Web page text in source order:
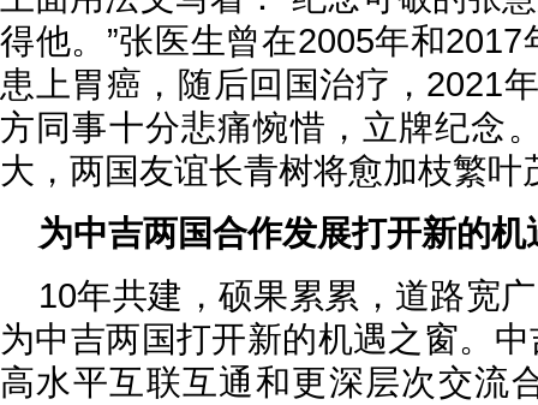
得他。”张医生曾在2005年和
患上胃癌，随后回国治疗，2021
方同事十分悲痛惋惜，立牌纪念
大，两国友谊长青树将愈加枝繁叶
为中吉两国合作发展打开新的机
10年共建，硕果累累，道路宽
为中吉两国打开新的机遇之窗。
高水平互联互通和更深层次交流